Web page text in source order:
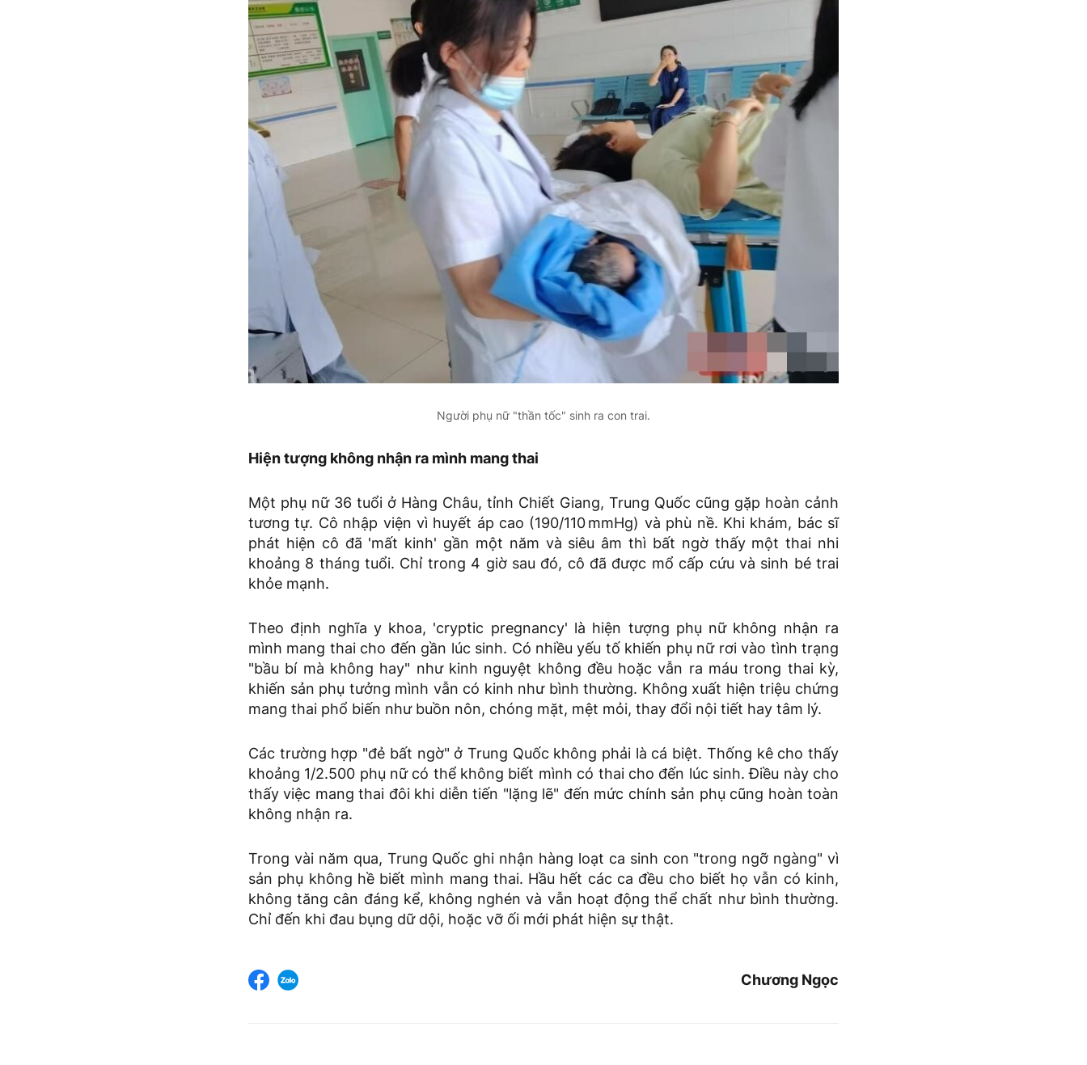
Người phụ nữ "thần tốc" sinh ra con trai.
Hiện tượng không nhận ra mình mang thai
Một phụ nữ 36 tuổi ở Hàng Châu, tỉnh Chiết Giang, Trung Quốc cũng gặp hoàn cảnh
tương tự. Cô nhập viện vì huyết áp cao (190/110 mmHg) và phù nề. Khi khám, bác sĩ
phát hiện cô đã 'mất kinh' gần một năm và siêu âm thì bất ngờ thấy một thai nhi
khoảng 8 tháng tuổi. Chỉ trong 4 giờ sau đó, cô đã được mổ cấp cứu và sinh bé trai
khỏe mạnh.
Theo định nghĩa y khoa, 'cryptic pregnancy' là hiện tượng phụ nữ không nhận ra
mình mang thai cho đến gần lúc sinh. Có nhiều yếu tố khiến phụ nữ rơi vào tình trạng
"bầu bí mà không hay" như kinh nguyệt không đều hoặc vẫn ra máu trong thai kỳ,
khiến sản phụ tưởng mình vẫn có kinh như bình thường. Không xuất hiện triệu chứng
mang thai phổ biến như buồn nôn, chóng mặt, mệt mỏi, thay đổi nội tiết hay tâm lý.
Các trường hợp "đẻ bất ngờ" ở Trung Quốc không phải là cá biệt. Thống kê cho thấy
khoảng 1/2.500 phụ nữ có thể không biết mình có thai cho đến lúc sinh. Điều này cho
thấy việc mang thai đôi khi diễn tiến "lặng lẽ" đến mức chính sản phụ cũng hoàn toàn
không nhận ra.
Trong vài năm qua, Trung Quốc ghi nhận hàng loạt ca sinh con "trong ngỡ ngàng" vì
sản phụ không hề biết mình mang thai. Hầu hết các ca đều cho biết họ vẫn có kinh,
không tăng cân đáng kể, không nghén và vẫn hoạt động thể chất như bình thường.
Chỉ đến khi đau bụng dữ dội, hoặc vỡ ối mới phát hiện sự thật.
Chương Ngọc